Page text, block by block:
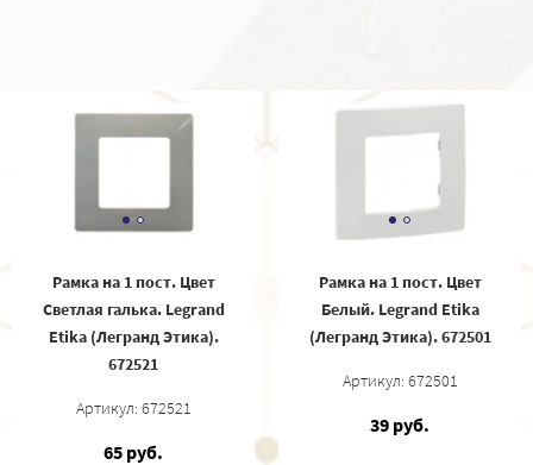
Рамка на 1 пост. Цвет
Светлая галька. Legrand
Etika (Легранд Этика).
672521
Артикул: 672521
65 руб.
Рамка на 1 пост. Цвет
Белый. Legrand Etika
(Легранд Этика). 672501
Артикул: 672501
39 руб.